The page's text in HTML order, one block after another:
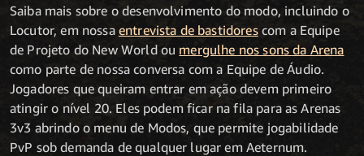
Saiba mais sobre o desenvolvimento do modo, incluindo o
Locutor, em nossa entrevista de bastidorescom a Equipe
de Projeto do New World ou mergulhe nos sons da Arena
como parte de nossa conversa com a Equipe de Áudio.
Jogadores que queiram entrar em ação devem primeiro
atingir o nível 20. Eles podem ficar na fila para as Arenas
3v3 abrindo o menu de Modos, que permite jogabilidade
PvP sob demanda de qualquer lugar em Aeternum.